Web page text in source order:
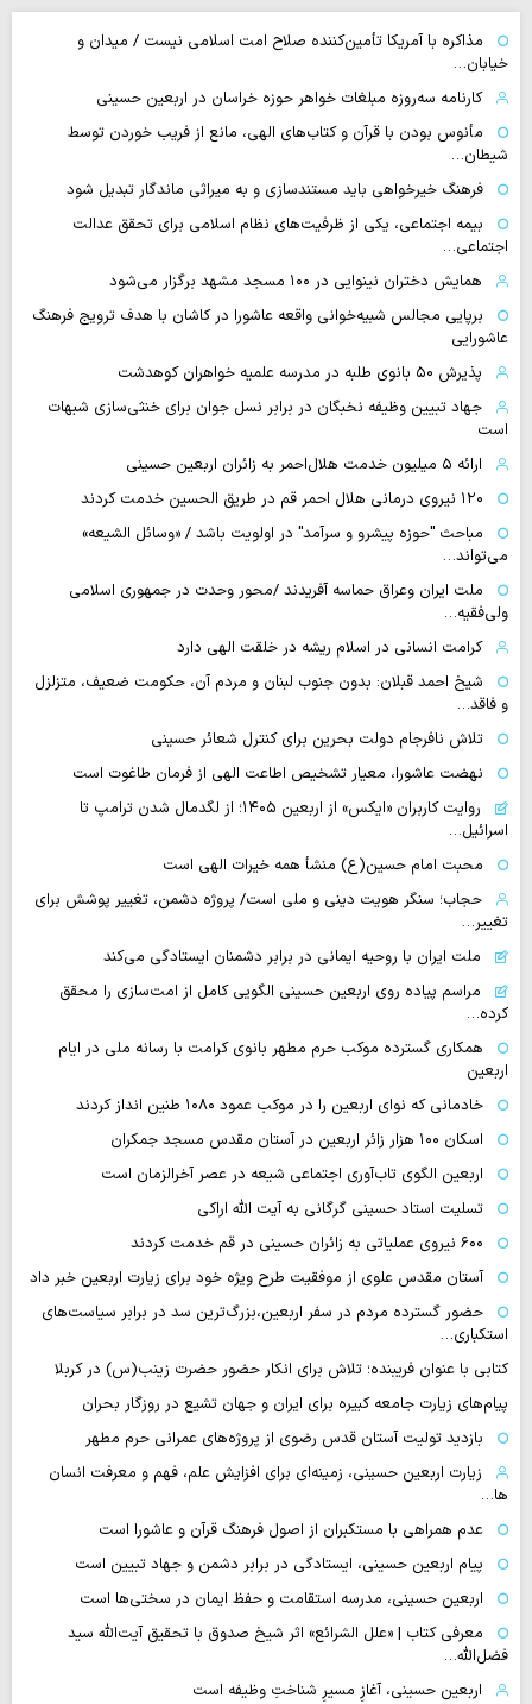
مذاکره با آمریکا تأمین‌کننده صلاح امت اسلامی نیست / میدان و
خیابان…
کارنامه سه‌روزه مبلغات خواهر حوزه خراسان در اربعین حسینی
مأنوس بودن با قرآن و کتاب‌های الهی، مانع از فریب خوردن توسط
شیطان…
فرهنگ خیرخواهی باید مستندسازی و به میراثی ماندگار تبدیل شود
بیمه اجتماعی، یکی از ظرفیت‌های نظام اسلامی برای تحقق عدالت
اجتماعی…
همایش دختران نینوایی در ۱۰۰ مسجد مشهد برگزار می‌شود
برپایی مجالس شبیه‌خوانی واقعه عاشورا در کاشان با هدف ترویج فرهنگ
عاشورایی
پذیرش ۵۰ بانوی طلبه در مدرسه علمیه خواهران کوهدشت
جهاد تبیین وظیفه نخبگان در برابر نسل جوان برای خنثی‌سازی شبهات
است
ارائه ۵ میلیون خدمت هلال‌احمر به زائران اربعین حسینی
۱۲۰ نیروی درمانی هلال احمر قم در طریق الحسین خدمت کردند
مباحث "حوزه پیشرو و سرآمد" در اولویت باشد / «وسائل الشیعه»
می‌تواند…
ملت ایران وعراق حماسه آفریدند /محور وحدت در جمهوری اسلامی
ولی‌فقیه…
کرامت انسانی در اسلام ریشه در خلقت الهی دارد
شیخ احمد قبلان: بدون جنوب لبنان و مردم آن، حکومت ضعیف، متزلزل
و فاقد…
تلاش نافرجام دولت بحرین برای کنترل شعائر حسینی
نهضت عاشورا، معیار تشخیص اطاعت الهی از فرمان طاغوت است
روایت‌ کاربران «ایکس» از اربعین ۱۴۰۵؛ از لگدمال شدن ترامپ تا
اسرائیل…
محبت امام حسین(ع) منشأ همه خیرات الهی است
حجاب؛ سنگر هویت دینی و ملی است/ پروژه دشمن، تغییر پوشش برای
تغییر…
ملت ایران با روحیه ایمانی در برابر دشمنان ایستادگی می‌کند
مراسم پیاده روی اربعین حسینی الگویی کامل از امت‌سازی را محقق
کرده…
همکاری گسترده موکب حرم مطهر بانوی کرامت با رسانه ملی در ایام
اربعین
خادمانی که نوای اربعین را در موکب عمود ۱۰۸۰ طنین انداز کردند
اسکان ۱۰۰ هزار زائر اربعین در آستان مقدس مسجد جمکران
اربعین الگوی تاب‌آوری اجتماعی شیعه در عصر آخرالزمان است
تسلیت استاد حسینی گرگانی به آیت الله اراکی
۶۰۰ نیروی عملیاتی به زائران حسینی در قم خدمت کردند
آستان مقدس علوی از موفقیت طرح ویژه خود برای زیارت اربعین خبر داد
حضور گسترده مردم در سفر اربعین،بزرگ‌ترین سد در برابر سیاست‌های
استکباری…
کتابی با عنوان فریبنده؛ تلاش برای انکار حضور حضرت زینب(س) در کربلا
پیام‌های زیارت جامعه کبیره برای ایران و جهان تشیع در روزگار بحران
بازدید تولیت آستان قدس رضوی از پروژه‌های عمرانی حرم مطهر
زیارت اربعین حسینی، زمینه‌ای برای افزایش علم، فهم و معرفت انسان
ها…
عدم همراهی با مستکبران از اصول فرهنگ قرآن و عاشورا است
پیام اربعین حسینی، ایستادگی در برابر دشمن و جهاد تبیین است
اربعین حسینی، مدرسه استقامت و حفظ ایمان در سختی‌ها است
معرفی کتاب | «علل الشرائع» اثر شیخ صدوق با تحقیق آیت‌الله سید
فضل‌الله…
اربعین حسینی، آغازِ مسیرِ شناختِ وظیفه است